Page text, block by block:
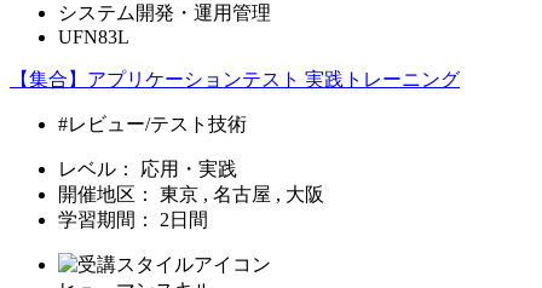
システム開発・運用管理
UFN83L
【集合】アプリケーションテスト 実践トレーニング
#レビュー/テスト技術
レベル：
応用・実践
開催地区：
東京 , 名古屋 , 大阪
学習期間：
2日間